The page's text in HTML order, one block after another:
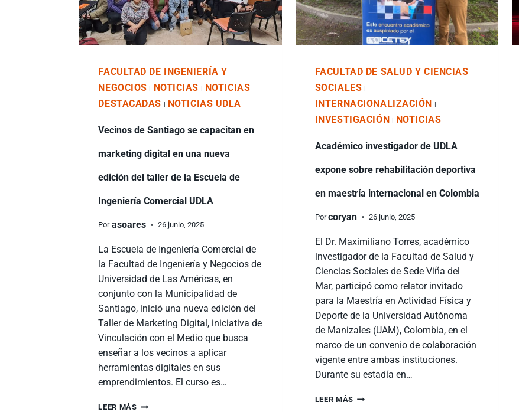
FACULTAD DE INGENIERÍA Y
NEGOCIOS | NOTICIAS | NOTICIAS
DESTACADAS | NOTICIAS UDLA
Vecinos de Santiago se capacitan en
marketing digital en una nueva
edición del taller de la Escuela de
Ingeniería Comercial UDLA
Por asoares 26 junio, 2025
La Escuela de Ingeniería Comercial de
la Facultad de Ingeniería y Negocios de
Universidad de Las Américas, en
conjunto con la Municipalidad de
Santiago, inició una nueva edición del
Taller de Marketing Digital, iniciativa de
Vinculación con el Medio que busca
enseñar a los vecinos a aplicar
herramientas digitales en sus
emprendimientos. El curso es…
LEER MÁS
FACULTAD DE SALUD Y CIENCIAS
SOCIALES |
INTERNACIONALIZACIÓN |
INVESTIGACIÓN | NOTICIAS
Académico investigador de UDLA
expone sobre rehabilitación deportiva
en maestría internacional en Colombia
Por coryan 26 junio, 2025
El Dr. Maximiliano Torres, académico
investigador de la Facultad de Salud y
Ciencias Sociales de Sede Viña del
Mar, participó como relator invitado
para la Maestría en Actividad Física y
Deporte de la Universidad Autónoma
de Manizales (UAM), Colombia, en el
marco de un convenio de colaboración
vigente entre ambas instituciones.
Durante su estadía en…
LEER MÁS